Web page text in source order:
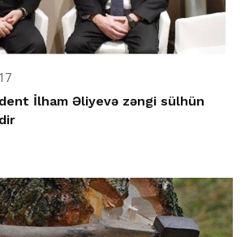
İlham Əliyevə zəngi sülhün